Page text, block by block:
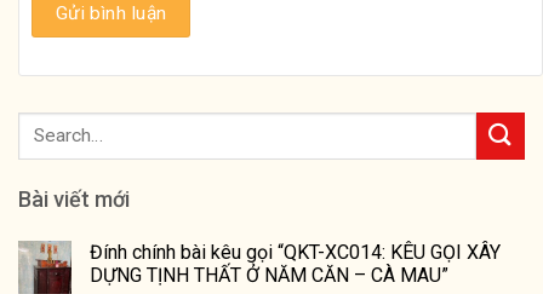
Bài viết mới
Đính chính bài kêu gọi “QKT-XC014: KÊU GỌI XÂY
DỰNG TỊNH THẤT Ở NĂM CĂN – CÀ MAU”